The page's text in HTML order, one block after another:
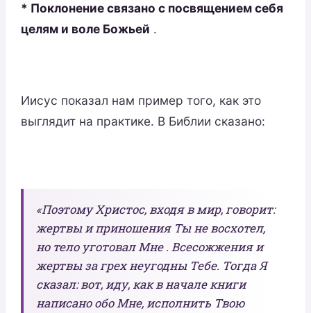
* Поклонение связано с посвящением себя
целям и воле Божьей .
Иисус показал нам пример того, как это
выглядит на практике. В Библии сказано:
«Поэтому Христос, входя в мир, говорит:
жертвы и приношения Ты не восхотел,
но тело уготовал Мне . Всесожжения и
жертвы за грех неугодны Тебе. Тогда Я
сказал: вот, иду, как в начале книги
написано обо Мне, исполнить Твою